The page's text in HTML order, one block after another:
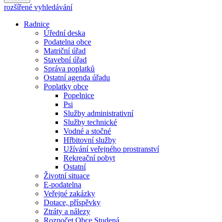
rozšířené vyhledávání
Radnice
Úřední deska
Podatelna obce
Matriční úřad
Stavební úřad
Správa poplatků
Ostatní agenda úřadu
Poplatky obce
Popelnice
Psi
Služby administrativní
Služby technické
Vodné a stočné
Hřbitovní služby
Užívání veřejného prostranství
Rekreační pobyt
Ostatní
Životní situace
E-podatelna
Veřejné zakázky
Dotace, příspěvky
Ztráty a nálezy
Rozpočet Obce Studená